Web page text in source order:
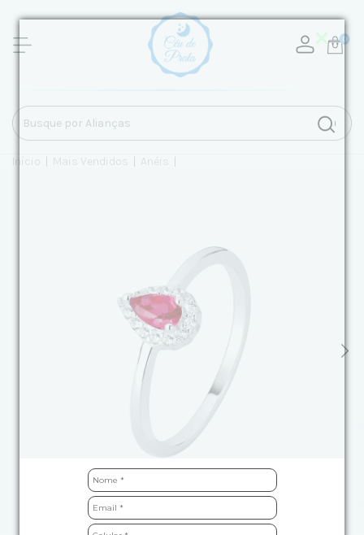
0
Início Mais Vendidos Anéis